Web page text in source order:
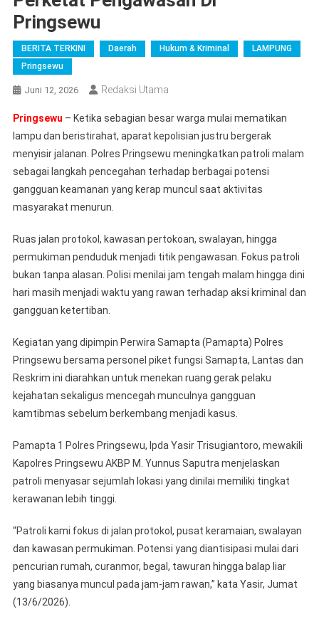
Pringsewu
BERITA TERKINI Daerah Hukum & Kriminal
LAMPUNG
Pringsewu
Juni 12, 2026 Redaksi Utama
Pringsewu – Ketika sebagian besar warga mulai mematikan
lampu dan beristirahat, aparat kepolisian justru bergerak
menyisir jalanan. Polres Pringsewu meningkatkan patroli malam
sebagai langkah pencegahan terhadap berbagai potensi
gangguan keamanan yang kerap muncul saat aktivitas
masyarakat menurun.
Ruas jalan protokol, kawasan pertokoan, swalayan, hingga
permukiman penduduk menjadi titik pengawasan. Fokus patroli
bukan tanpa alasan. Polisi menilai jam tengah malam hingga dini
hari masih menjadi waktu yang rawan terhadap aksi kriminal dan
gangguan ketertiban.
Kegiatan yang dipimpin Perwira Samapta (Pamapta) Polres
Pringsewu bersama personel piket fungsi Samapta, Lantas dan
Reskrim ini diarahkan untuk menekan ruang gerak pelaku
kejahatan sekaligus mencegah munculnya gangguan
kamtibmas sebelum berkembang menjadi kasus.
Pamapta 1 Polres Pringsewu, Ipda Yasir Trisugiantoro, mewakili
Kapolres Pringsewu AKBP M. Yunnus Saputra menjelaskan
patroli menyasar sejumlah lokasi yang dinilai memiliki tingkat
kerawanan lebih tinggi.
“Patroli kami fokus di jalan protokol, pusat keramaian, swalayan
dan kawasan permukiman. Potensi yang diantisipasi mulai dari
pencurian rumah, curanmor, begal, tawuran hingga balap liar
yang biasanya muncul pada jam-jam rawan,” kata Yasir, Jumat
(13/6/2026).